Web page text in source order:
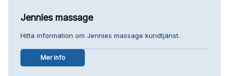
Jennies massage
Hitta information om Jennies massage kundtjänst.
Mer info